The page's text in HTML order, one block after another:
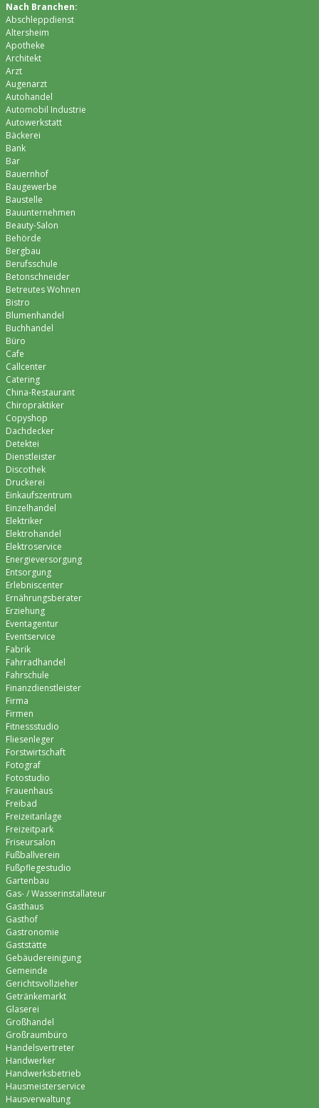
Nach Branchen:
Abschleppdienst
Altersheim
Apotheke
Architekt
Arzt
Augenarzt
Autohandel
Automobil Industrie
Autowerkstatt
Bäckerei
Bank
Bar
Bauernhof
Baugewerbe
Baustelle
Bauunternehmen
Beauty-Salon
Behörde
Bergbau
Berufsschule
Betonschneider
Betreutes Wohnen
Bistro
Blumenhandel
Buchhandel
Büro
Cafe
Callcenter
Catering
China-Restaurant
Chiropraktiker
Copyshop
Dachdecker
Detektei
Dienstleister
Discothek
Druckerei
Einkaufszentrum
Einzelhandel
Elektriker
Elektrohandel
Elektroservice
Energieversorgung
Entsorgung
Erlebniscenter
Ernährungsberater
Erziehung
Eventagentur
Eventservice
Fabrik
Fahrradhandel
Fahrschule
Finanzdienstleister
Firma
Firmen
Fitnessstudio
Fliesenleger
Forstwirtschaft
Fotograf
Fotostudio
Frauenhaus
Freibad
Freizeitanlage
Freizeitpark
Friseursalon
Fußballverein
Fußpflegestudio
Gartenbau
Gas- / Wasserinstallateur
Gasthaus
Gasthof
Gastronomie
Gaststätte
Gebäudereinigung
Gemeinde
Gerichtsvollzieher
Getränkemarkt
Glaserei
Großhandel
Großraumbüro
Handelsvertreter
Handwerker
Handwerksbetrieb
Hausmeisterservice
Hausverwaltung